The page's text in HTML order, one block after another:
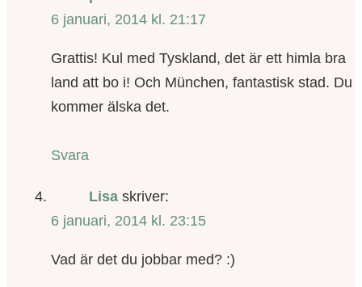
6 januari, 2014 kl. 21:17
Grattis! Kul med Tyskland, det är ett himla bra
land att bo i! Och München, fantastisk stad. Du
kommer älska det.
Svara
Lisa skriver:
6 januari, 2014 kl. 23:15
Vad är det du jobbar med? :)